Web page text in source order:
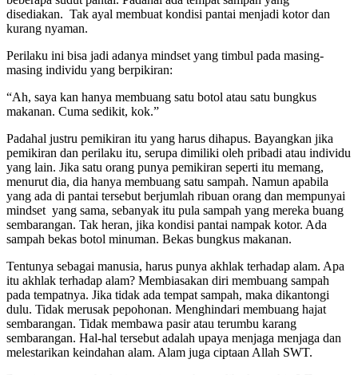
disediakan. Tak ayal membuat kondisi pantai menjadi kotor dan
kurang nyaman.
Perilaku ini bisa jadi adanya mindset yang timbul pada masing-
masing individu yang berpikiran:
“Ah, saya kan hanya membuang satu botol atau satu bungkus
makanan. Cuma sedikit, kok.”
Padahal justru pemikiran itu yang harus dihapus. Bayangkan jika
pemikiran dan perilaku itu, serupa dimiliki oleh pribadi atau individu
yang lain. Jika satu orang punya pemikiran seperti itu memang,
menurut dia, dia hanya membuang satu sampah. Namun apabila
yang ada di pantai tersebut berjumlah ribuan orang dan mempunyai
mindset yang sama, sebanyak itu pula sampah yang mereka buang
sembarangan. Tak heran, jika kondisi pantai nampak kotor. Ada
sampah bekas botol minuman. Bekas bungkus makanan.
Tentunya sebagai manusia, harus punya akhlak terhadap alam. Apa
itu akhlak terhadap alam? Membiasakan diri membuang sampah
pada tempatnya. Jika tidak ada tempat sampah, maka dikantongi
dulu. Tidak merusak pepohonan. Menghindari membuang hajat
sembarangan. Tidak membawa pasir atau terumbu karang
sembarangan. Hal-hal tersebut adalah upaya menjaga menjaga dan
melestarikan keindahan alam. Alam juga ciptaan Allah SWT.